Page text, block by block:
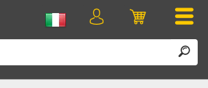
Carrello
login